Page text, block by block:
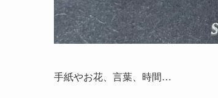
手紙やお花、言葉、時間…